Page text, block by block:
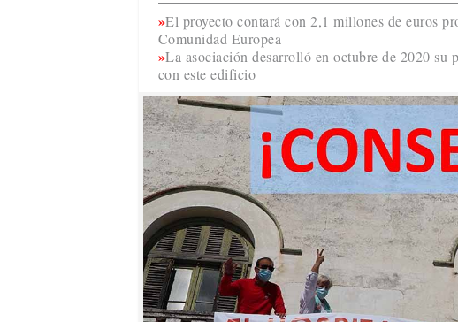
El proyecto contará con 2,1 millones de euros
Comunidad Europea
La asociación desarrolló en octubre de 2020 su
con este edificio